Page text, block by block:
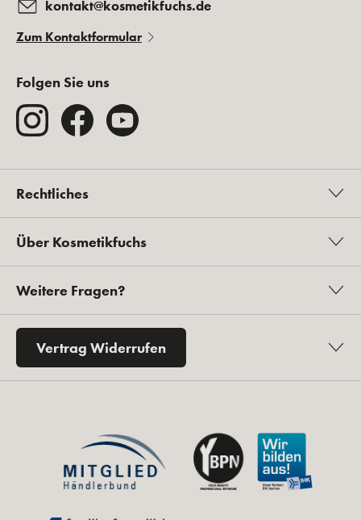
kontakt@kosmetikfuchs.de
Zum Kontaktformular
Folgen Sie uns
Rechtliches
Über Kosmetikfuchs
Weitere Fragen?
Vertrag Widerrufen